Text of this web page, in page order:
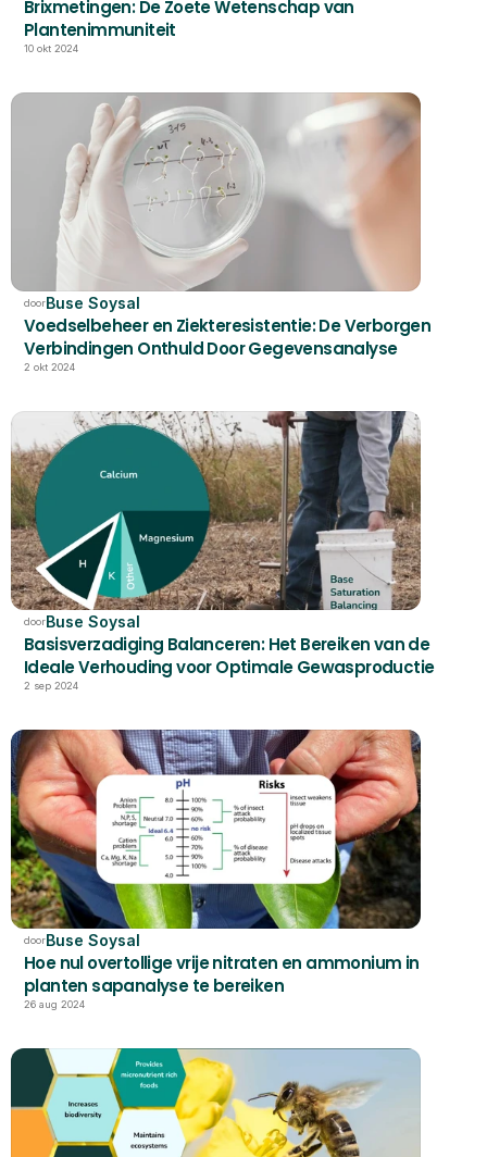
Brixmetingen: De Zoete Wetenschap van
Plantenimmuniteit
10 okt 2024
doorBuse Soysal
Voedselbeheer en Ziekteresistentie: De Verborgen
Verbindingen Onthuld Door Gegevensanalyse
2 okt 2024
doorBuse Soysal
Basisverzadiging Balanceren: Het Bereiken van de
Ideale Verhouding voor Optimale Gewasproductie
2 sep 2024
doorBuse Soysal
Hoe nul overtollige vrije nitraten en ammonium in
planten sapanalyse te bereiken
26 aug 2024